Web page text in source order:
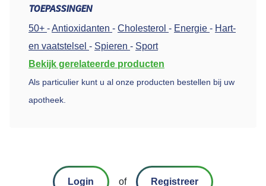
TOEPASSINGEN
50+ -Antioxidanten - Cholesterol - Energie - Hart-
en vaatstelsel - Spieren - Sport
Bekijk gerelateerde producten
Als particulier kunt u al onze producten bestellen bij uw
apotheek.
Login of Registreer